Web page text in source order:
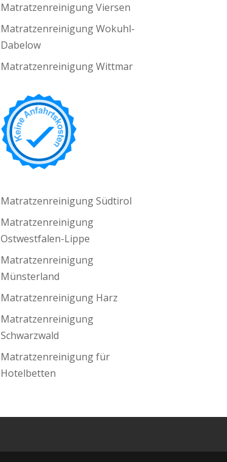
Matratzenreinigung Viersen
Matratzenreinigung Wokuhl-
Dabelow
Matratzenreinigung Wittmar
Matratzenreinigung Südtirol
Matratzenreinigung
Ostwestfalen-Lippe
Matratzenreinigung
Münsterland
Matratzenreinigung Harz
Matratzenreinigung
Schwarzwald
Matratzenreinigung für
Hotelbetten